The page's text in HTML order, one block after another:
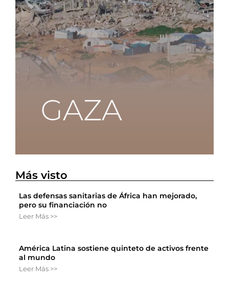
Más visto
Las defensas sanitarias de África han mejorado,
pero su financiación no
Leer Más >>
América Latina sostiene quinteto de activos frente
al mundo
Leer Más >>